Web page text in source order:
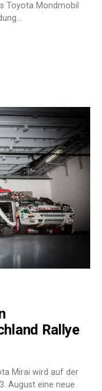
Toyota Mondmobil
Rallye
Mirai wird auf der
August eine neue